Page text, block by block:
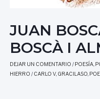
JUAN
BOSCÀ I
DEJAR UN COMENTARIO /POESÍA
HIERRO /CARLO V, GRACILASO